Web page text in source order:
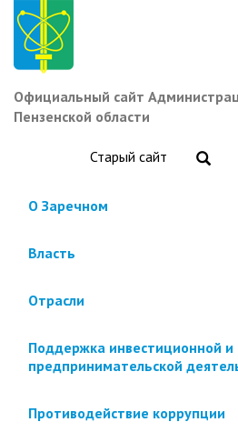
Перейти
основному
содержанию
Официальный сайт
Пензенской области
Старый сайт
О Заречном
Власть
Отрасли
Поддержка инвестиционной и
предпринимательской
Противодействие коррупции